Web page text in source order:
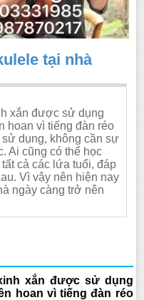
tại nhà
xắn được sử dụng
hoan vì tiếng đàn réo
dụng, không cần sự
Ai cũng có thể học
cả các lứa tuổi, đáp
Vì vậy nên hiện nay
ngày càng trở nên
xắn được sử dụng
hoan vì tiếng đàn réo